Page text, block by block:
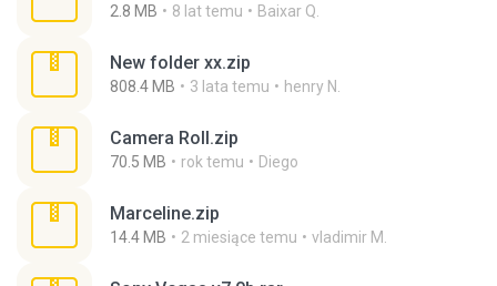
2.8 MB 8 lat temu Baixar Q.
New folder xx.zip
808.4 MB 3 lata temu henry N.
Camera Roll.zip
70.5 MB rok temu Diego
Marceline.zip
14.4 MB 2 miesiące temu vladimir M.